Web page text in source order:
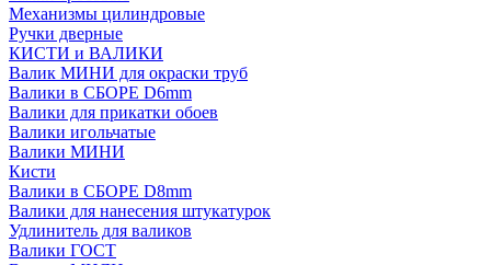
Механизмы цилиндровые
Ручки дверные
КИСТИ и ВАЛИКИ
Валик МИНИ для окраски труб
Валики в СБОРЕ D6mm
Валики для прикатки обоев
Валики игольчатые
Валики МИНИ
Кисти
Валики в СБОРЕ D8mm
Валики для нанесения штукатурок
Удлинитель для валиков
Валики ГОСТ